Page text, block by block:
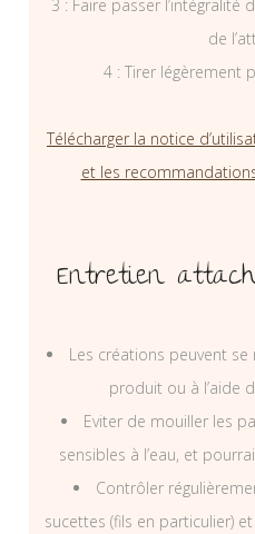
3 : Faire passer
de
4 : Tirer légèrement
Télécharger la notice
et les
Entretien
Les créations peuvent se
produit ou à l’aide
Eviter de mouiller les
sensibles à l’eau, et
Contrôler
sucettes (fils en particulier)